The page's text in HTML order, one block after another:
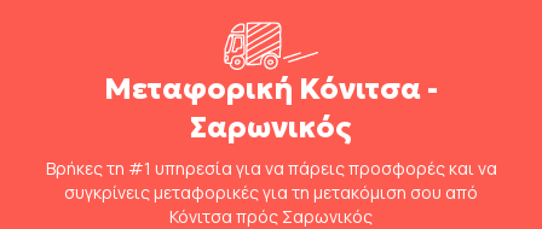
Μεταφορική Κόνιτσα -
Σαρωνικός
Βρήκες τη #1 υπηρεσία για να πάρεις προσφορές και να
συγκρίνεις μεταφορικές για τη μετακόμιση σου από
Κόνιτσα πρός Σαρωνικός